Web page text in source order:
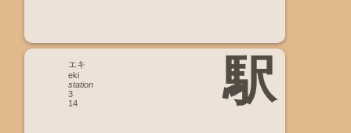
駅
エキ
eki
station
3
14